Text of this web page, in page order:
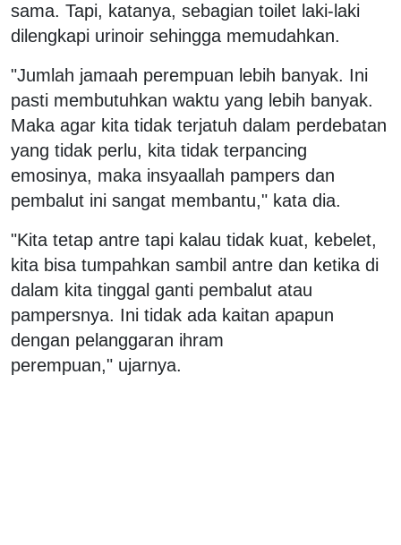
sama. Tapi, katanya, sebagian toilet laki-laki
dilengkapi urinoir sehingga memudahkan.
"Jumlah jamaah perempuan lebih banyak. Ini
pasti membutuhkan waktu yang lebih banyak.
Maka agar kita tidak terjatuh dalam perdebatan
yang tidak perlu, kita tidak terpancing
emosinya, maka insyaallah pampers dan
pembalut ini sangat membantu," kata dia.
"Kita tetap antre tapi kalau tidak kuat, kebelet,
kita bisa tumpahkan sambil antre dan ketika di
dalam kita tinggal ganti pembalut atau
pampersnya. Ini tidak ada kaitan apapun
dengan pelanggaran ihram
perempuan," ujarnya.